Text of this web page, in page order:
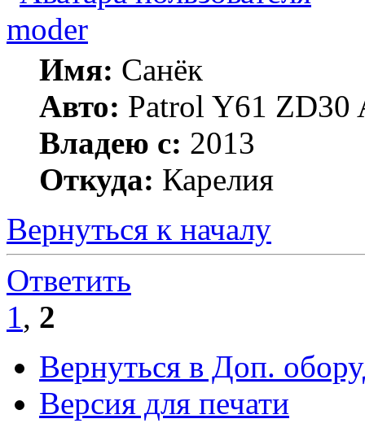
moder
Имя: Санёк
Авто: Patrol Y61 ZD30
Владею с: 2013
Откуда: Карелия
Вернуться к началу
Ответить
1, 2
Вернуться в Доп.
Версия для печати